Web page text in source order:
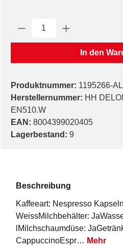
Produkt Anzahl: Gib
In den
Produktnummer: 1195266-AL
Herstellernummer: HH
EN510.W
EAN: 8004399020405
Lagerbestand: 9
Beschreibung
Kaffeeart: Nespresso
WeissMilchbehälter:
lMilchschaumdüse:
CappuccinoEspr… Mehr